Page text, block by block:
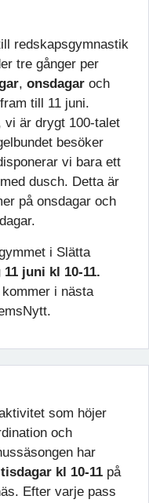
redskapsgymnastik
tre gånger per
, onsdagar och
fram till 11 juni.
vi är drygt 100-talet
besöker
vi bara ett
dusch. Detta är
på onsdagar och
.
i Slätta
juni kl 10-11.
i nästa
som höjer
och
har
tisdagar kl 10-11 på
Efter varje pass